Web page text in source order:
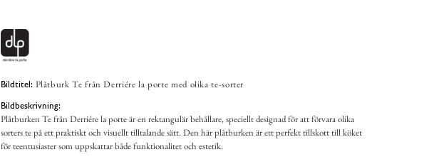
Bildtitel: Plåtburk Te från Derriére la porte med olika te-sorter
Bildbeskrivning:
Plåtburken Te från Derriére la porte är en rektangulär behållare, speciellt designad för att förvara olika
sorters te på ett praktiskt och visuellt tilltalande sätt. Den här plåtburken är ett perfekt tillskott till köket
för teentusiaster som uppskattar både funktionalitet och estetik.